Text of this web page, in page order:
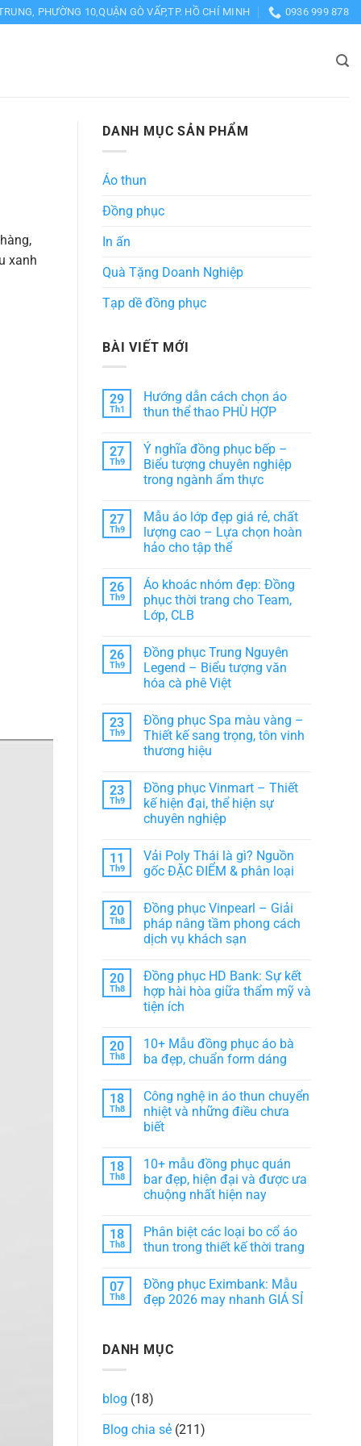
PHƯỜNG 10,QUẬN GÒ VẤP,TP. HỒ CHÍ MINH 0936 999 878
xanh
DANH MỤC SẢN PHẨM
Áo thun
Đồng phục
In ấn
Quà Tặng Doanh Nghiệp
Tạp dề đồng phục
BÀI VIẾT MỚI
29
Th1
Hướng dẫn cách chọn áo
thun thể thao PHÙ HỢP
có
bình
luận
ở
Hướng
chọn
áo
thun
thể
thao
HỢP
27
Th9
Ý nghĩa đồng phục bếp –
Biểu tượng chuyên nghiệp
trong ngành ẩm thực
bình
luận
ở
Ý
phục
bếp
–
Biểu
tượng
trong
ngành
ẩm
thực
27
Th9
Mẫu áo lớp đẹp giá rẻ, chất
lượng cao – Lựa chọn hoàn
hảo cho tập thể
có
bình
luận
ở
Mẫu
đẹp
giá
rẻ,
chất
lượng
Lựa
chọn
hoàn
hảo
thể
26
Th9
Áo khoác nhóm đẹp: Đồng
phục thời trang cho Team,
Lớp, CLB
bình
luận
ở
Áo
đẹp:
Đồng
phục
thời
trang
Lớp,
CLB
26
Th9
Đồng phục Trung Nguyên
Legend – Biểu tượng văn
hóa cà phê Việt
bình
luận
Đồng
Nguyên
Legend
–
Biểu
tượng
cà
phê
Việt
23
Th9
Đồng phục Spa màu vàng –
Thiết kế sang trọng, tôn vinh
thương hiệu
bình
luận
ở
Đồng
màu
vàng
–
sang
trọng,
tôn
vinh
thương
23
Th9
Đồng phục Vinmart – Thiết
kế hiện đại, thể hiện sự
chuyên nghiệp
bình
luận
ở
Vinmart
–
Thiết
kế
thể
hiện
sự
chuyên
nghiệp
11
Th9
Vải Poly Thái là gì? Nguồn
gốc ĐẶC ĐIỂM & phân loại
bình
luận
ở
Vải
là
gì?
Nguồn
gốc
ĐẶC
phân
loại
20
Th8
Đồng phục Vinpearl – Giải
pháp nâng tầm phong cách
dịch vụ khách sạn
bình
luận
ở
Đồng
–
Giải
pháp
phong
cách
dịch
vụ
khách
20
Th8
Đồng phục HD Bank: Sự kết
hợp hài hòa giữa thẩm mỹ và
tiện ích
bình
luận
ở
HD
Bank:
Sự
kết
hòa
giữa
thẩm
mỹ
và
20
Th8
10+ Mẫu đồng phục áo bà
ba đẹp, chuẩn form dáng
bình
luận
ở
10+
phục
áo
bà
ba
đẹp,
dáng
18
Th8
Công nghệ in áo thun chuyển
nhiệt và những điều chưa
biết
bình
luận
ở
Công
áo
thun
chuyển
những
điều
chưa
18
Th8
10+ mẫu đồng phục quán
bar đẹp, hiện đại và được ưa
chuộng nhất hiện nay
bình
luận
ở
đồng
phục
quán
đại
nhất
18
Th8
Phân biệt các loại bo cổ áo
thun trong thiết kế thời trang
bình
luận
ở
loại
trong
thời
07
Th8
Đồng phục Eximbank: Mẫu
đẹp 2026 may nhanh GIÁ SỈ
luận
Mẫu
may
DANH MỤC
blog (18)
Blog chia sẻ (211)